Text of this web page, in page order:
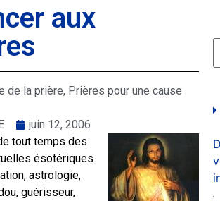
aux
de la prière, Prières pour une cause
juin 12, 2006
tout temps des
ésotériques
astrologie,
guérisseur,